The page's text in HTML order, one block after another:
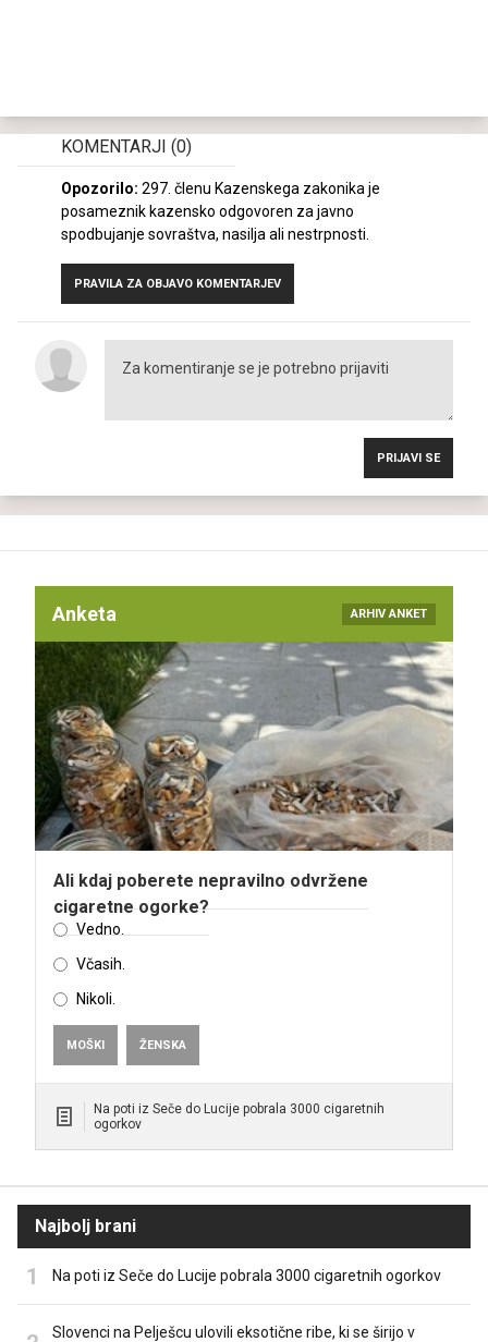
KOMENTARJI (0)
Opozorilo: 297. členu Kazenskega zakonika je
posameznik kazensko odgovoren za javno
spodbujanje sovraštva, nasilja ali nestrpnosti.
PRAVILA ZA OBJAVO KOMENTARJEV
PRIJAVI SE
Anketa ARHIV ANKET
Ali kdaj poberete nepravilno odvržene
cigaretne ogorke?
Vedno.
Včasih.
Nikoli.
MOŠKI ŽENSKA
Na poti iz Seče do Lucije pobrala 3000 cigaretnih
ogorkov
Najbolj brani
Na poti iz Seče do Lucije pobrala 3000 cigaretnih ogorkov
Slovenci na Pelješcu ulovili eksotične ribe, ki se širijo v